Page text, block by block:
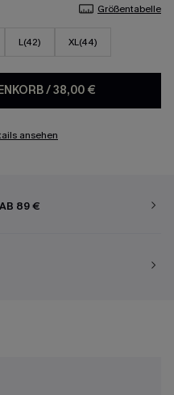
Größentabelle
L(42) XL(44)
/38,00 €
ansehen
89 €